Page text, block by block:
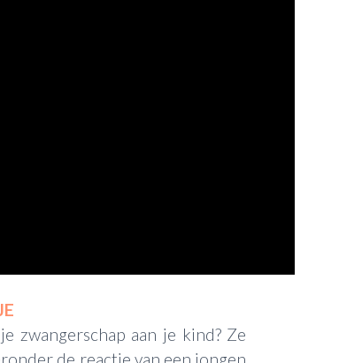
zwangerschap aan je kind? Ze
de reactie van een jongen